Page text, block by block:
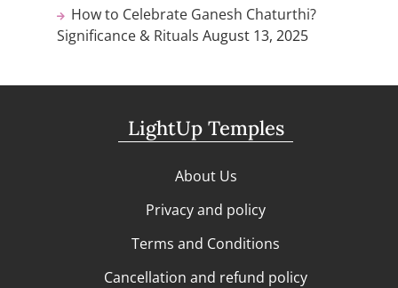
How to Celebrate Ganesh Chaturthi?
Significance & Rituals August 13, 2025
LightUp Temples
About Us
Privacy and policy
Terms and Conditions
Cancellation and refund policy